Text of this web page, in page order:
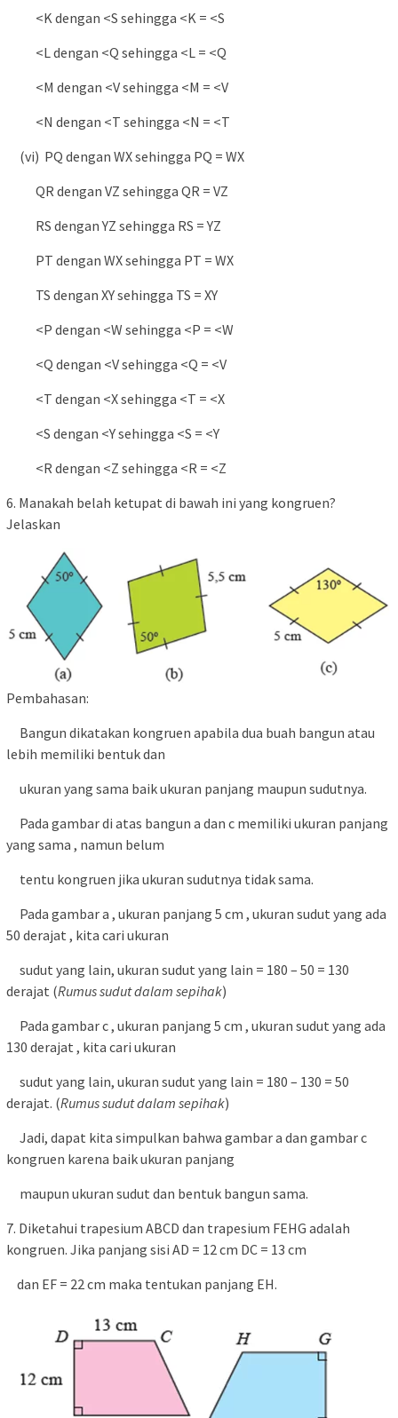
<K dengan <S sehingga <K = <S
<L dengan <Q sehingga <L = <Q
<M dengan <V sehingga <M = <V
<N dengan <T sehingga <N = <T
(vi) PQ dengan WX sehingga PQ = WX
QR dengan VZ sehingga QR = VZ
RS dengan YZ sehingga RS = YZ
PT dengan WX sehingga PT = WX
TS dengan XY sehingga TS = XY
<P dengan <W sehingga <P = <W
<Q dengan <V sehingga <Q = <V
<T dengan <X sehingga <T = <X
<S dengan <Y sehingga <S = <Y
<R dengan <Z sehingga <R = <Z
6. Manakah belah ketupat di bawah ini yang kongruen?
Jelaskan
Pembahasan:
Bangun dikatakan kongruen apabila dua buah bangun atau
lebih memiliki bentuk dan
ukuran yang sama baik ukuran panjang maupun sudutnya.
Pada gambar di atas bangun a dan c memiliki ukuran panjang
yang sama , namun belum
tentu kongruen jika ukuran sudutnya tidak sama.
Pada gambar a , ukuran panjang 5 cm , ukuran sudut yang ada
50 derajat , kita cari ukuran
sudut yang lain, ukuran sudut yang lain = 180 – 50 = 130
derajat (Rumus sudut dalam sepihak)
Pada gambar c , ukuran panjang 5 cm , ukuran sudut yang ada
130 derajat , kita cari ukuran
sudut yang lain, ukuran sudut yang lain = 180 – 130 = 50
derajat. (Rumus sudut dalam sepihak)
Jadi, dapat kita simpulkan bahwa gambar a dan gambar c
kongruen karena baik ukuran panjang
maupun ukuran sudut dan bentuk bangun sama.
7. Diketahui trapesium ABCD dan trapesium FEHG adalah
kongruen. Jika panjang sisi AD = 12 cm DC = 13 cm
dan EF = 22 cm maka tentukan panjang EH.